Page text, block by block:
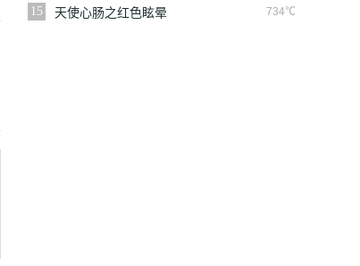
15
734℃
天使心肠之红色眩晕